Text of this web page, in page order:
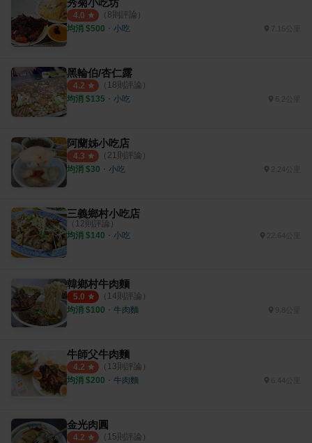
4.0 （ 8則評論）
均消 $500 ・ 小吃 7.15公里
黑輪伯/杏仁露
4.2 （ 18則評論）
均消 $135 ・ 小吃
阿蘭姊小吃店
4.3 （ 21 則評論）
均消 $30 ・ 小吃 2.24公里
三義鄉村小吃店
（ 12則評論）
均消 $140 ・ 小吃 22.64公里
韓鄉村牛肉麵
5.0 （ 14則評論）
均消 $100 ・ 牛肉麵
牛師父牛肉麵
4.2 （ 13則評論）
均消 $200 ・ 牛肉麵 6.44公里
金光肉圓
4.2 （ 15則評論）